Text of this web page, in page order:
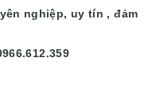
nghiệp, uy tín , đảm